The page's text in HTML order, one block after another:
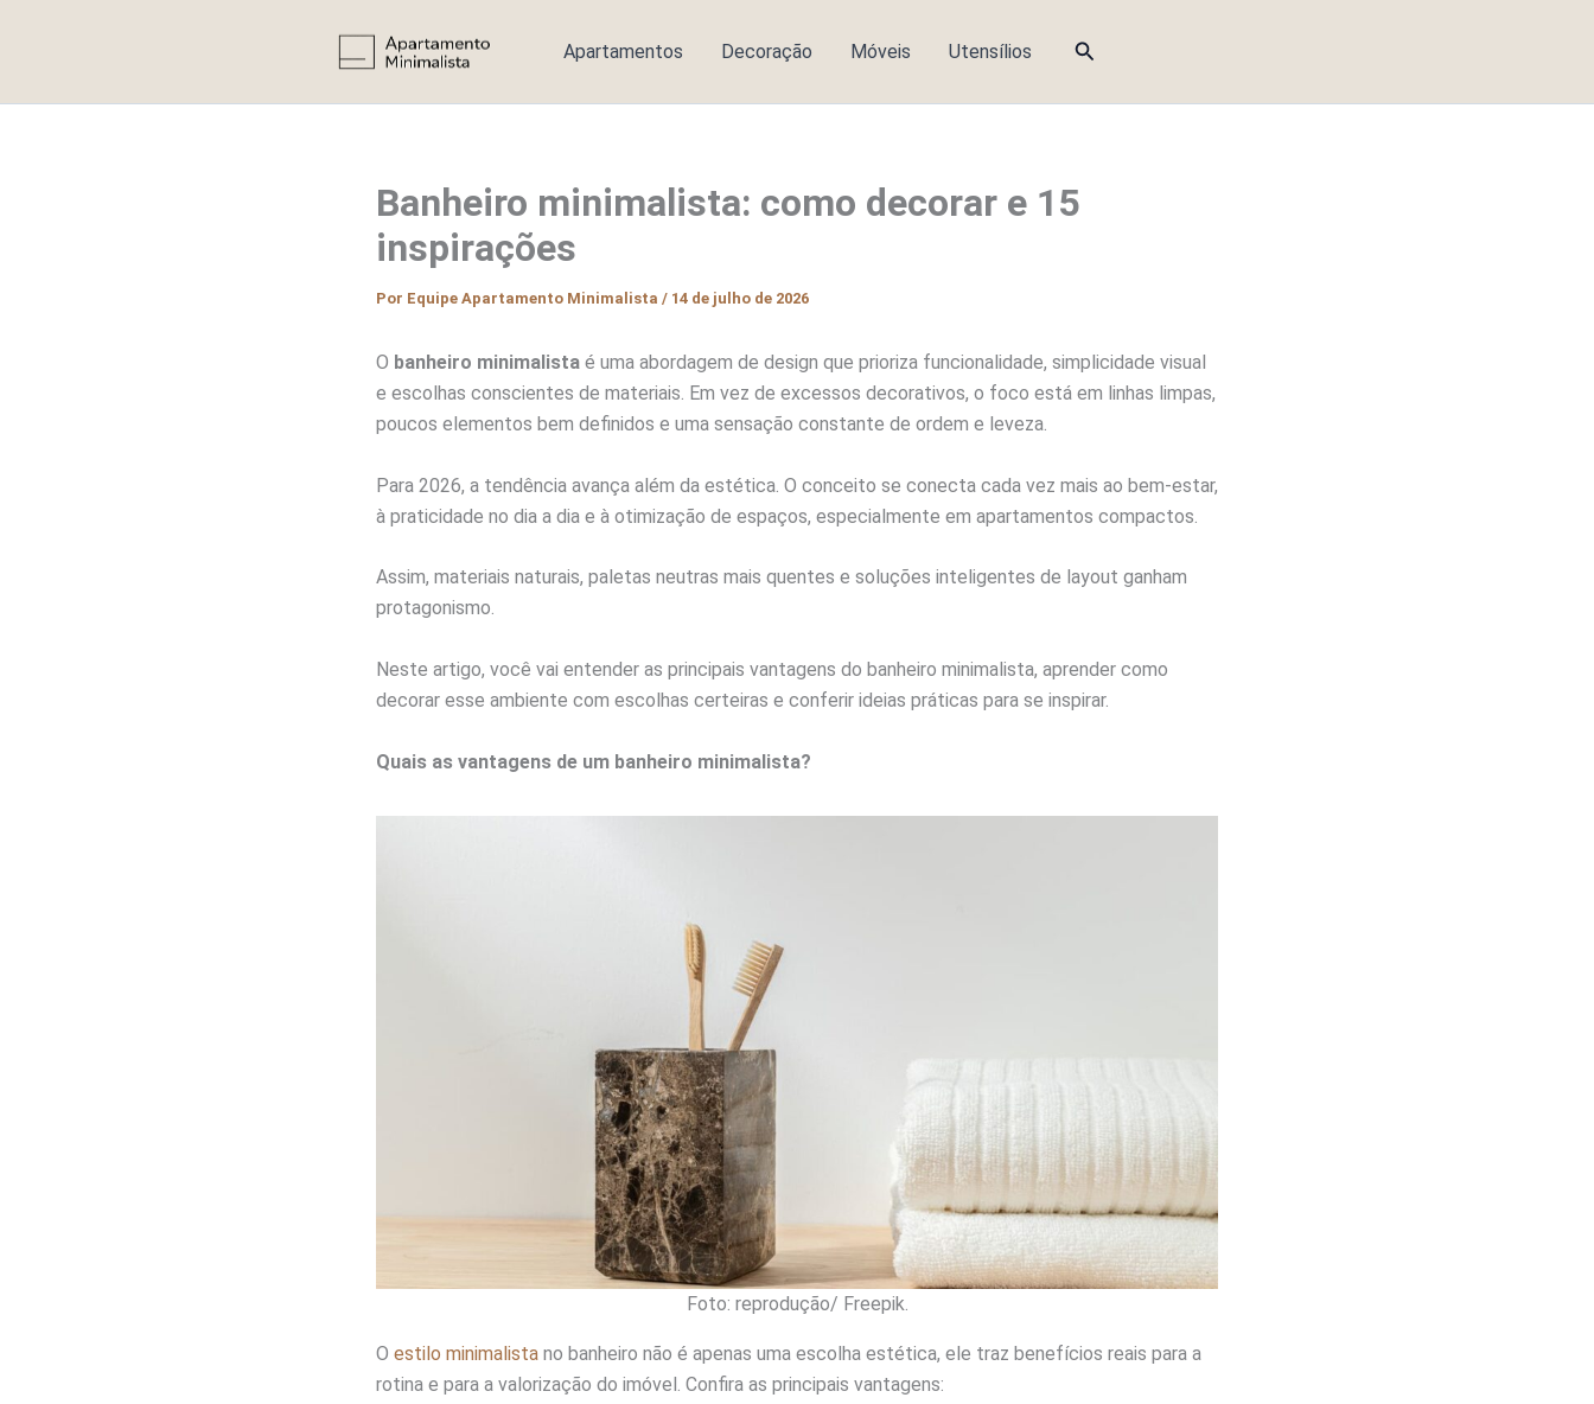
conteúdo
Apartamentos Decoração Móveis Utensílios Pesquisar
Banheiro minimalista: como decorar e 15
inspirações
Por Equipe Apartamento Minimalista / 14 de julho de 2026
O banheiro minimalista é uma abordagem de design que prioriza funcionalidade, simplicidade visual
e escolhas conscientes de materiais. Em vez de excessos decorativos, o foco está em linhas limpas,
poucos elementos bem definidos e uma sensação constante de ordem e leveza.
Para 2026, a tendência avança além da estética. O conceito se conecta cada vez mais ao bem-estar,
à praticidade no dia a dia e à otimização de espaços, especialmente em apartamentos compactos.
Assim, materiais naturais, paletas neutras mais quentes e soluções inteligentes de layout ganham
protagonismo.
Neste artigo, você vai entender as principais vantagens do banheiro minimalista, aprender como
decorar esse ambiente com escolhas certeiras e conferir ideias práticas para se inspirar.
Quais as vantagens de um banheiro minimalista?
Foto: reprodução/ Freepik.
O estilo minimalista no banheiro não é apenas uma escolha estética, ele traz benefícios reais para a
rotina e para a valorização do imóvel. Confira as principais vantagens: